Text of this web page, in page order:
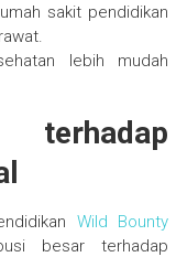
sakit pendidikan
lebih mudah
Wild Bounty
besar terhadap